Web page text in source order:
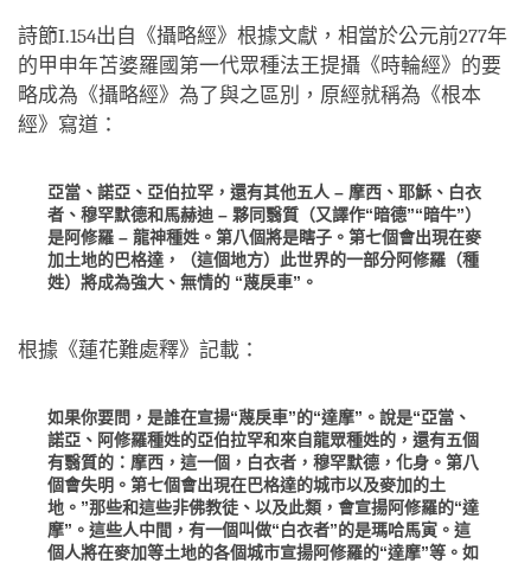
詩節I.154出自《攝略經》根據文獻，相當於公元前277年
的甲申年苫婆羅國第一代眾種法王提攝《時輪經》的要
略成為《攝略經》為了與之區別，原經就稱為《根本
經》寫道：
亞當、諾亞、亞伯拉罕，還有其他五人 – 摩西、耶穌、白衣
者、穆罕默德和馬赫迪 – 夥同翳質（又譯作“暗德”“暗牛”）
是阿修羅 – 龍神種姓。第八個將是瞎子。第七個會出現在麥
加土地的巴格達，（這個地方）此世界的一部分阿修羅（種
姓）將成為強大、無情的 “蔑戾車”。
根據《蓮花難處釋》記載：
如果你要問，是誰在宣揚“蔑戾車”的“達摩”。說是“亞當、
諾亞、阿修羅種姓的亞伯拉罕和來自龍眾種姓的，還有五個
有翳質的：摩西，這一個，白衣者，穆罕默德，化身。第八
個會失明。第七個會出現在巴格達的城市以及麥加的土
地。”那些和這些非佛教徒、以及此類，會宣揚阿修羅的“達
摩”。這些人中間，有一個叫做“白衣者”的是瑪哈馬寅。這
個人將在麥加等土地的各個城市宣揚阿修羅的“達摩”等。如